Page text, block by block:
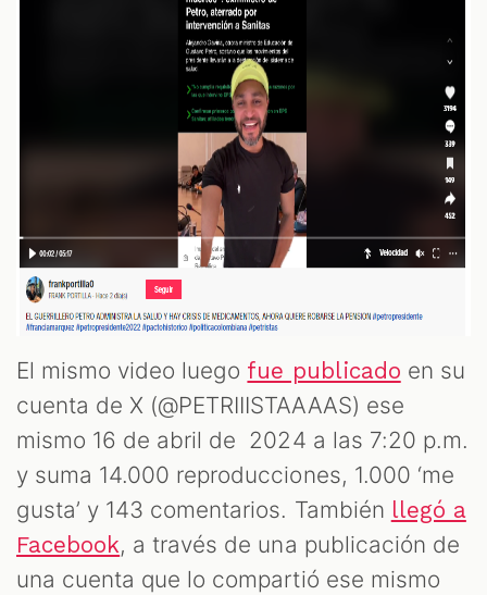
El mismo video luego fue publicado en su
cuenta de X (@PETRIIISTAAAAS) ese
mismo 16 de abril de 2024 a las 7:20 p.m.
y suma 14.000 reproducciones, 1.000 ‘me
gusta’ y 143 comentarios. También llegó a
Facebook, a través de una publicación de
una cuenta que lo compartió ese mismo